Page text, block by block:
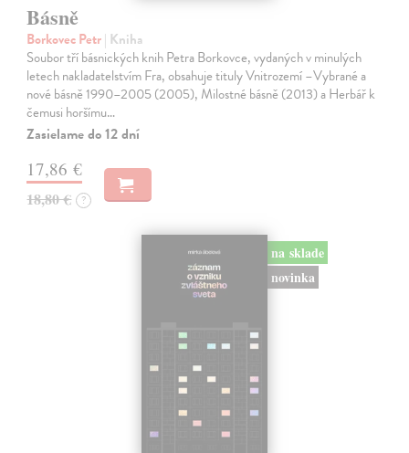
Básně
Borkovec Petr| Kniha
Soubor tří básnických knih Petra Borkovce, vydaných v minulých
letech nakladatelstvím Fra, obsahuje tituly Vnitrozemí –Vybrané a
nové básně 1990–2005 (2005), Milostné básně (2013) a Herbář k
čemusi horšímu…
Zasielame do 12 dní
17,86 €
18,80 € ?
na sklade
novinka